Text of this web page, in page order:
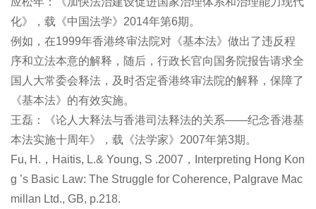
化》，载《中国法学》2014年第6期。
例如，在1999年香港终审法院对《基本法》做出了违反程
序和立法本意的解释，随后，行政长官向国务院报告请求全
国人大常委会释法，及时否定香港终审法院的解释，保障了
《基本法》的有效实施。
王磊：《论人大释法与香港司法释法的关系――纪念香港基
本法实施十周年》，载《法学家》2007年第3期。
Fu, H.，Haitis, L.& Young, S .2007，Interpreting Hong Kon
g ’s Basic Law: The Struggle for Coherence, Palgrave Mac
millan Ltd., GB, p.218.